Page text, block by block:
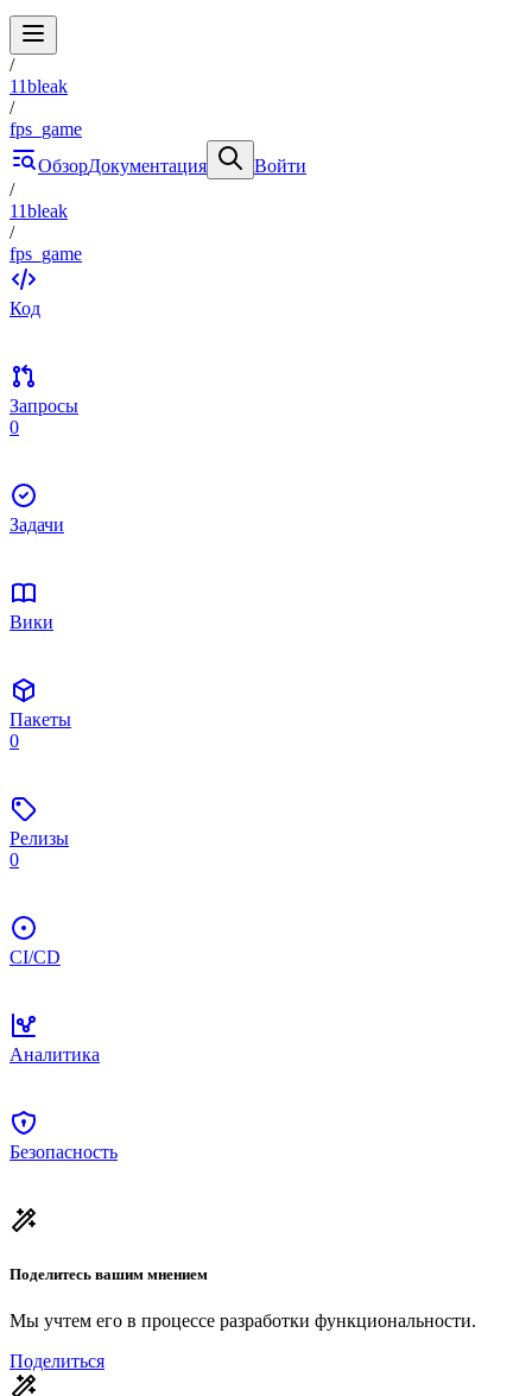
/
11bleak
/
fps_game
ОбзорДокументация
Войти
/
11bleak
/
fps_game
Код
Запросы
0
Задачи
Вики
Пакеты
0
Релизы
0
CI/CD
Аналитика
Безопасность
Поделитесь вашим мнением
Мы учтем его в процессе разработки функциональности.
Поделиться